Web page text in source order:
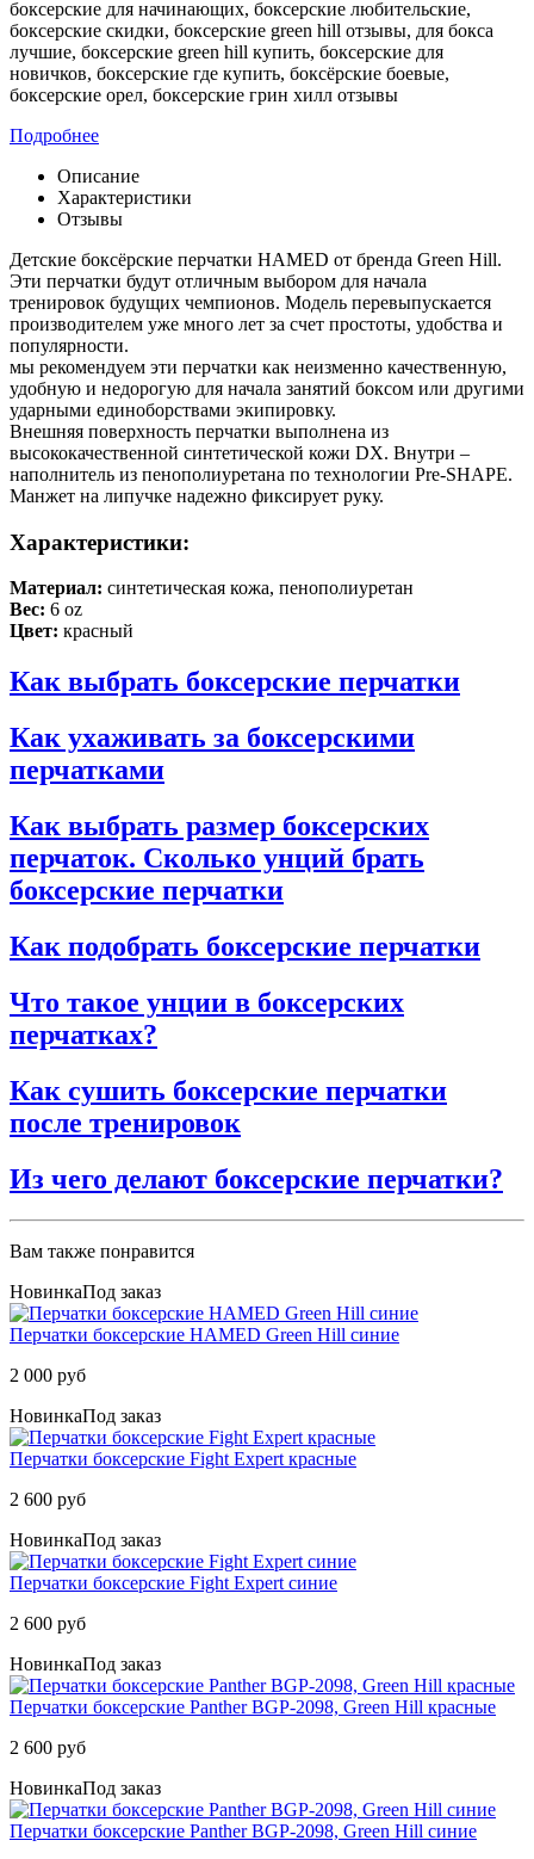
боксерские для начинающих, боксерские любительские,
боксерские скидки, боксерские green hill отзывы, для бокса
лучшие, боксерские green hill купить, боксерские для
новичков, боксерские где купить, боксёрские боевые,
боксерские орел, боксерские грин хилл отзывы
Подробнее
Описание
Характеристики
Отзывы
Детские боксёрские перчатки HAMED от бренда Green Hill.
Эти перчатки будут отличным выбором для начала
тренировок будущих чемпионов. Модель перевыпускается
производителем уже много лет за счет простоты, удобства и
популярности.
мы рекомендуем эти перчатки как неизменно качественную,
удобную и недорогую для начала занятий боксом или другими
ударными единоборствами экипировку.
Внешняя поверхность перчатки выполнена из
высококачественной синтетической кожи DX. Внутри –
наполнитель из пенополиуретана по технологии Pre-SHAPE.
Манжет на липучке надежно фиксирует руку.
Характеристики:
Материал: синтетическая кожа, пенополиуретан
Вес: 6 oz
Цвет: красный
Как выбрать боксерские перчатки
Как ухаживать за боксерскими
перчатками
Как выбрать размер боксерских
перчаток. Сколько унций брать
боксерские перчатки
Как подобрать боксерские перчатки
Что такое унции в боксерских
перчатках?
Как сушить боксерские перчатки
после тренировок
Из чего делают боксерские перчатки?
Вам также понравится
НовинкаПод заказ
Перчатки боксерские HAMED Green Hill синие
2 000 руб
НовинкаПод заказ
Перчатки боксерские Fight Expert красные
2 600 руб
НовинкаПод заказ
Перчатки боксерские Fight Expert синие
2 600 руб
НовинкаПод заказ
Перчатки боксерские Panther BGP-2098, Green Hill красные
2 600 руб
НовинкаПод заказ
Перчатки боксерские Panther BGP-2098, Green Hill синие